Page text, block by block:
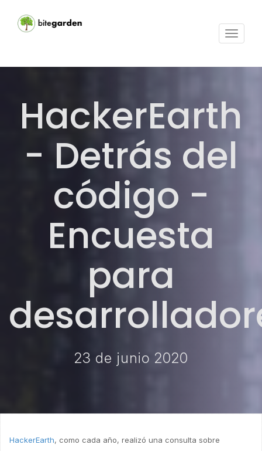
Activar
HackerEarth
- Detrás del
código -
Encuesta
para
23 de junio 2020
HackerEarth, como cada año, realizó una consulta sobre